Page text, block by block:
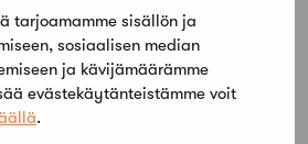
tarjoamamme sisällön ja
sosiaalisen median
ja kävijämäärämme
evästekäytänteistämme voit
.
ehdokkuudestasi